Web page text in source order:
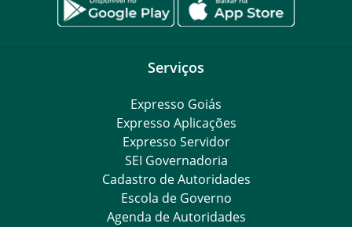
Serviços
Expresso Goiás
Expresso Aplicações
Expresso Servidor
SEI Governadoria
Cadastro de Autoridades
Escola de Governo
Agenda de Autoridades